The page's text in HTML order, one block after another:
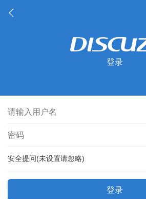
登录
安全提问(未设置请忽略)
登录